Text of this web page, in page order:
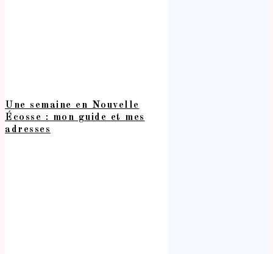
Une semaine en Nouvelle
Écosse : mon guide et mes
adresses